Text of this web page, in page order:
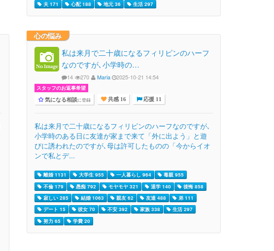
夫 171
心配 188 地元 36 生活 297
心の悩み
私は来月で二十歳になるフィリピンのハーフ
なのですが､小学時の…
14 270 Maria 2025-10-21 14:54
スタッフのお返事希望
気になる相談に登録 共感 16 応援 11
私は来月で二十歳になるフィリピンのハーフなのですが､
小学時のある日に友達が家まで来て「外に出よう」と遊
びに誘われたのですが､母は許可したものの「今からイオ
ンで私とデ...
離婚 1131 大学生 955 一人暮らし 964
毒親 955
不倫 179
愚痴 792 モヤモヤ 321 退学 140
後悔 858
寂しい 285
結婚 1063 親友 62 友達 488
弟 111
デート 15
彼女 70 不安 392 家族 338
生活 297
努力 65
学費 20